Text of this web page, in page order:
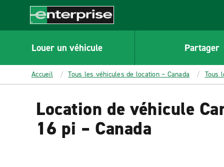
CONTENT
Enterprise
Louer un véhicule Partager
Accueil Tous les véhicules de location – Canada Tous
Location de véhicule
16 pi – Canada